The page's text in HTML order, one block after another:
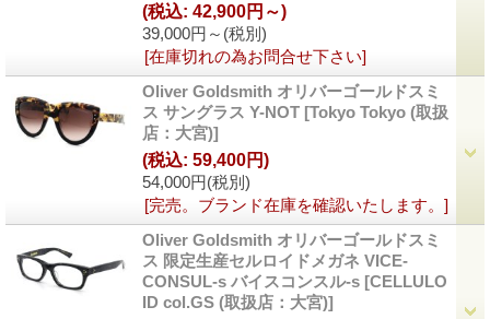
39,000円～ (税別)
(税込: 42,900円～)
[在庫切れの為お問合せ下さい]
Oliver Goldsmith オリバーゴールドスミ
ス サングラス Y-NOT [Tokyo Tokyo (取扱
店：大宮)]
54,000円(税別)
(税込: 59,400円)
[完売。ブランド在庫を確認いたします。]
Oliver Goldsmith オリバーゴールドスミ
ス 限定生産セルロイドメガネ VICE-
CONSUL-s バイスコンスル-s [CELLULO
ID col.GS (取扱店：大宮)]